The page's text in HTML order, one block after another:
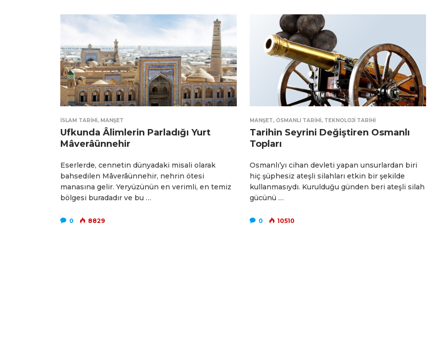
İSLAM TARIHI, MANŞET
Ufkunda Âlimlerin Parladığı Yurt
Mâverâünnehir
Eserlerde, cennetin dünyadaki misali olarak
bahsedilen Mâverâünnehir, nehrin ötesi
manasına gelir. Yeryüzünün en verimli, en temiz
bölgesi buradadır ve bu …
0 8829
MANŞET, OSMANLI TARIHI, TEKNOLOJI TARIHI
Tarihin Seyrini Değiştiren Osmanlı
Topları
Osmanlı’yı cihan devleti yapan unsurlardan biri
hiç şüphesiz ateşli silahları etkin bir şekilde
kullanmasıydı. Kurulduğu günden beri ateşli silah
gücünü …
0 10510